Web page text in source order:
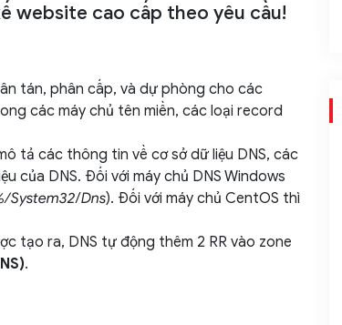
website cao cấp theo yêu cầu!
tán, phân cấp, và dự phòng cho các
các máy chủ tên miền, các loại record
tả các thông tin về cơ sở dữ liệu DNS, các
của DNS. Đối với máy chủ DNS Windows
System32/Dns). Đối với máy chủ CentOS thì
tạo ra, DNS tự động thêm 2 RR vào zone
.